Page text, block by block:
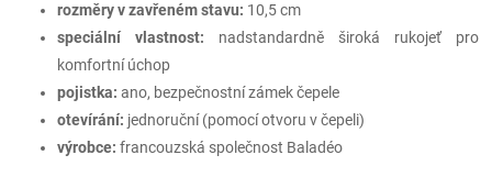
rozměry v zavřeném stavu: 10,5 cm
speciální vlastnost: nadstandardně široká rukojeť pro
komfortní úchop
pojistka: ano, bezpečnostní zámek čepele
otevírání: jednoruční (pomocí otvoru v čepeli)
výrobce: francouzská společnost Baladéo